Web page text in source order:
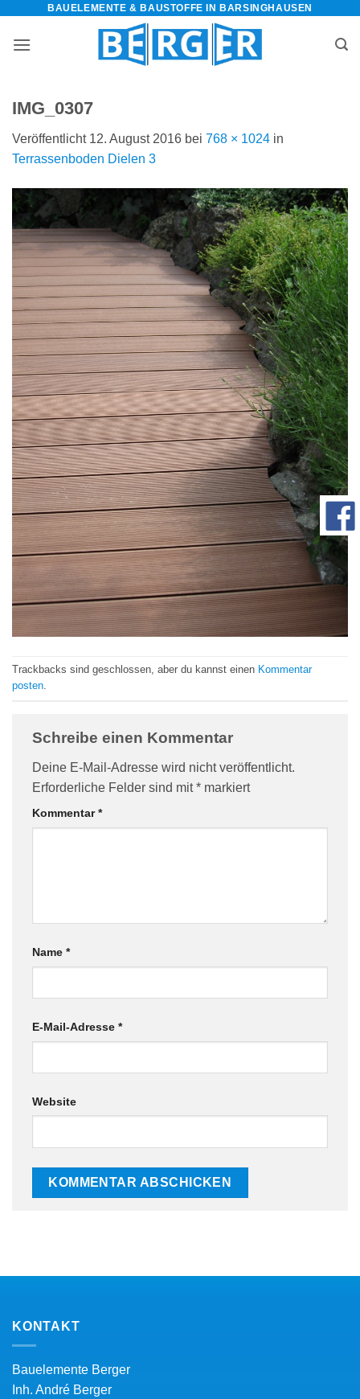
springen
BAUELEMENTE & BAUSTOFFE IN BARSINGHAUSEN
IMG_0307
Veröffentlicht 12. August 2016 bei 768 × 1024 in
Terrassenboden Dielen 3
Trackbacks sind geschlossen, aber du kannst einen Kommentar
posten
Schreibe einen Kommentar
Deine E-Mail-Adresse wird nicht veröffentlicht.
Erforderliche Felder sind mit* markiert
Kommentar*
Name *
E-Mail-Adresse *
Website
KONTAKT
Bauelemente Berger
Inh. André Berger
da/7396d191548d7bebea1ee96e2c08/